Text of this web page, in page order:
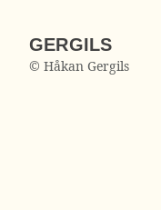
GERGILS
© Håkan Gergils